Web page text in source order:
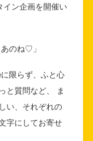
イン企画を開催い
のね♡」
限らず、ふと心
と質問など、 ま
い、それぞれの
字にしてお寄せ